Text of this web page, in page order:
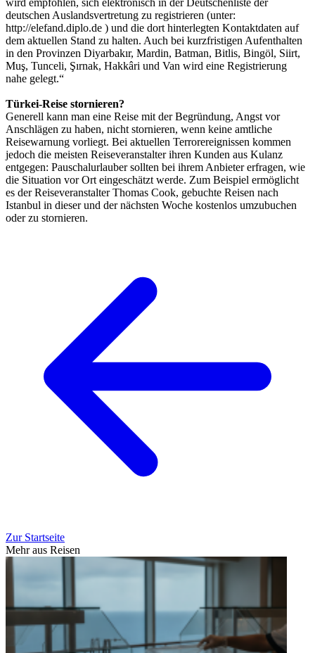
deutschen Auslandsvertretung zu registrieren (unter:
http://elefand.diplo.de ) und die dort hinterlegten Kontaktdaten auf
dem aktuellen Stand zu halten. Auch bei kurzfristigen Aufenthalten
in den Provinzen Diyarbakır, Mardin, Batman, Bitlis, Bingöl, Siirt,
Muş, Tunceli, Şırnak, Hakkâri und Van wird eine Registrierung
nahe gelegt.“
Türkei-Reise stornieren?
Generell kann man eine Reise mit der Begründung, Angst vor
Anschlägen zu haben, nicht stornieren, wenn keine amtliche
Reisewarnung vorliegt. Bei aktuellen Terrorereignissen kommen
jedoch die meisten Reiseveranstalter ihren Kunden aus Kulanz
entgegen: Pauschalurlauber sollten bei ihrem Anbieter erfragen, wie
die Situation vor Ort eingeschätzt werde. Zum Beispiel ermöglicht
es der Reiseveranstalter Thomas Cook, gebuchte Reisen nach
Istanbul in dieser und der nächsten Woche kostenlos umzubuchen
oder zu stornieren.
Zur Startseite
Mehr aus Reisen